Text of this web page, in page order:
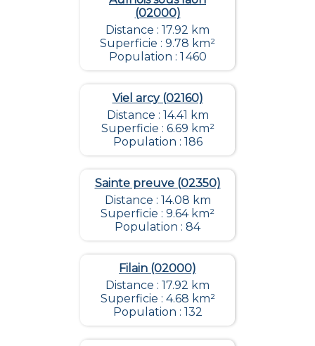
(02000)
Distance : 17.92 km
Superficie : 9.78 km²
Population : 1 460
Viel arcy (02160)
Distance : 14.41 km
Superficie : 6.69 km²
Population : 186
Sainte preuve (02350)
Distance : 14.08 km
Superficie : 9.64 km²
Population : 84
Filain (02000)
Distance : 17.92 km
Superficie : 4.68 km²
Population : 132